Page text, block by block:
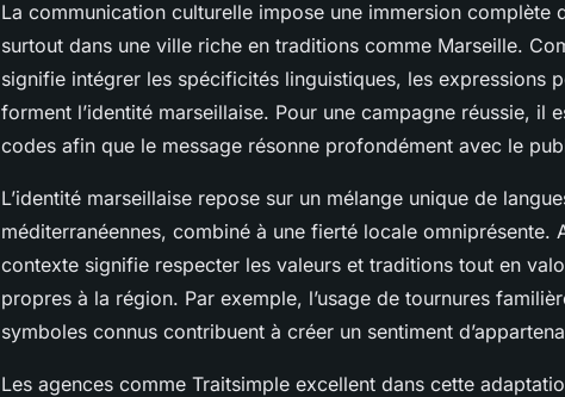
La communication culturelle impose une immersion complète
surtout dans une ville riche en traditions comme Marseille.
signifie intégrer les spécificités linguistiques, les expressions
forment l’identité marseillaise. Pour une campagne réussie, il
codes afin que le message résonne profondément avec le
L’identité marseillaise repose sur un mélange unique de
méditerranéennes, combiné à une fierté locale omniprésente.
contexte signifie respecter les valeurs et traditions tout en
propres à la région. Par exemple, l’usage de tournures
symboles connus contribuent à créer un sentiment
Les agences comme Traitsimple excellent dans cette